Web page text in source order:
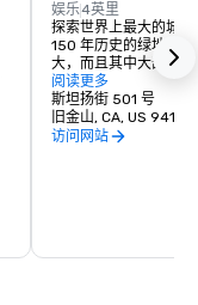
娱乐4英里
探索世界上最大的城
150 年历史的绿地比
大，而且其中大部分
索其所有隐藏宝藏的
学院、科雷特儿童区
活水牛等等！
阅读更多
斯坦扬街 501 号
旧金山, CA, US 94117
访问网站